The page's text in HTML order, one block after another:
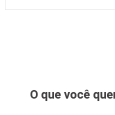
O que você